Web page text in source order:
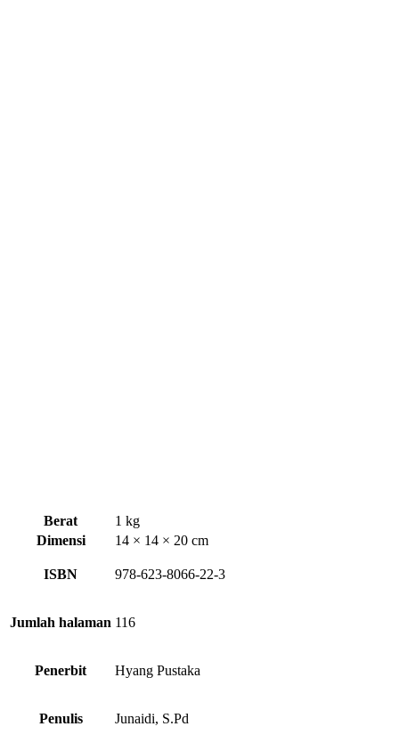
Berat
1 kg
Dimensi
14 × 14 × 20 cm
ISBN 978-623-8066-22-3
Jumlah halaman 116
Penerbit Hyang Pustaka
Penulis Junaidi, S.Pd